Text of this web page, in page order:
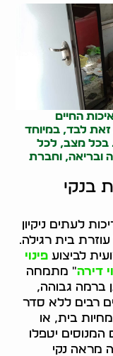
החיים
לבד, במיוחד
בכל מצב, לכל
ובריאה, וחברת
בנקי
לעתים ניקיון
בית רגילה.
לביצועפינוי
דירה" מתמחה
ברמה גבוהה,
רבים ללא סדר
בית, או
המנוסים יטפלו
מראה נקי